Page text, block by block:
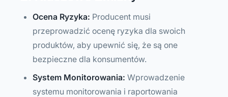
Ocena Ryzyka: Producent musi
przeprowadzić ocenę ryzyka dla swoich
produktów, aby upewnić się, że są one
bezpieczne dla konsumentów.
System Monitorowania: Wprowadzenie
systemu monitorowania i raportowania